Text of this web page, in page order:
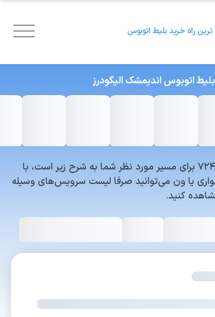
ترین راه خرید بلیط اتوبوس
بلیط اتوبوساندیمشکالیگودرز
لیست سرویس‌های سفر۷۲۴ برای مسیر مورد نظر شما به شرح زیر است، با
یا ون می‌توانید صرفا لیست سرویس‌های وسیله
کنید.